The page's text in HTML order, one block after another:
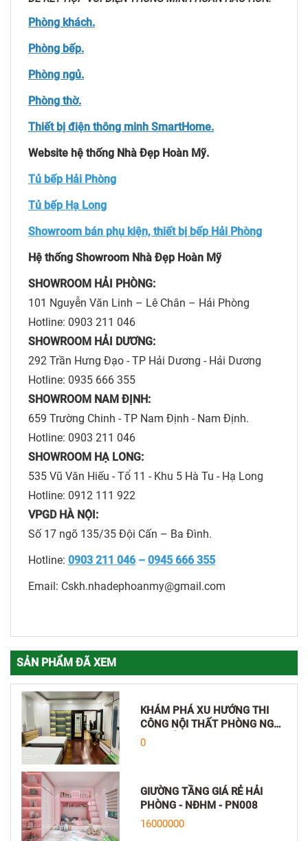
Phòng khách.
Phòng bếp.
Phòng ngủ.
Phòng thờ.
Thiết bị điện thông minh SmartHome.
Website hệ thống Nhà Đẹp Hoàn Mỹ.
Tủ bếp Hải Phòng
Tủ bếp Hạ Long
Showroom bán phụ kiện, thiết bị bếp Hải Phòng
Hệ thống Showroom Nhà Đẹp Hoàn Mỹ
SHOWROOM HẢI PHÒNG:
101 Nguyễn Văn Linh – Lê Chân – Hải Phòng
Hotline: 0903 211 046
SHOWROOM HẢI DƯƠNG:
292 Trần Hưng Đạo - TP Hải Dương - Hải Dương
Hotline: 0935 666 355
SHOWROOM NAM ĐỊNH:
659 Trường Chinh - TP Nam Định - Nam Định.
Hotline: 0903 211 046
SHOWROOM HẠ LONG:
535 Vũ Văn Hiếu - Tổ 11 - Khu 5 Hà Tu - Hạ Long
Hotline: 0912 111 922
VPGD HÀ NỘI:
Số 17 ngõ 135/35 Đội Cấn – Ba Đình.
Hotline: 0903 211 046 – 0945 666 355
Email: Cskh.nhadephoanmy@gmail.com
SẢN PHẨM ĐÃ XEM
KHÁM PHÁ XU HƯỚNG THI
CÔNG NỘI THẤT PHÒNG NGỦ
CON HẢI PHÒNG
0
GIƯỜNG TẦNG GIÁ RẺ HẢI
PHÒNG - NĐHM - PN008
16000000